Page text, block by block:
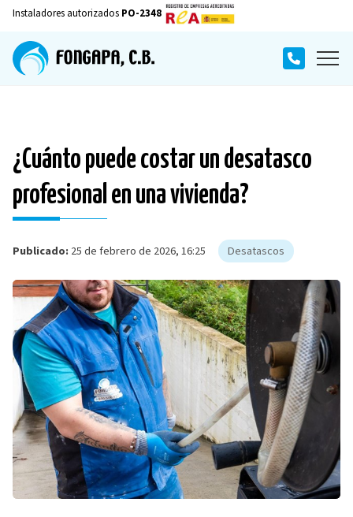
Instaladores autorizados PO-2348
¿Cuánto puede costar un desatasco
profesional en una vivienda?
Publicado: 25 de febrero de 2026, 16:25 Desatascos